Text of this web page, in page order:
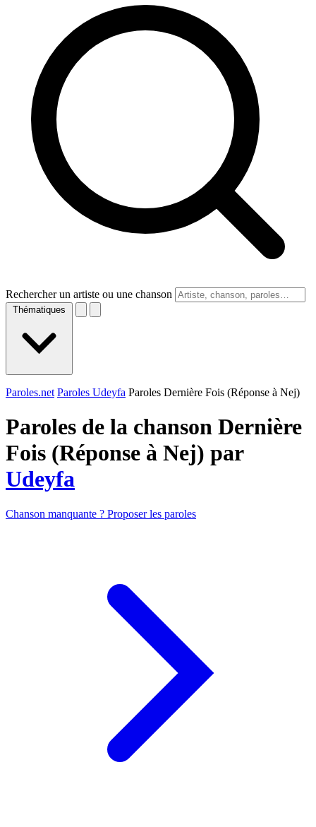
Rechercher un artiste ou une chanson
Thématiques
Paroles.net Paroles Udeyfa Paroles Dernière Fois (Réponse à Nej)
Paroles de la chanson Dernière
Fois (Réponse à Nej) par
Udeyfa
Chanson manquante ? Proposer les paroles